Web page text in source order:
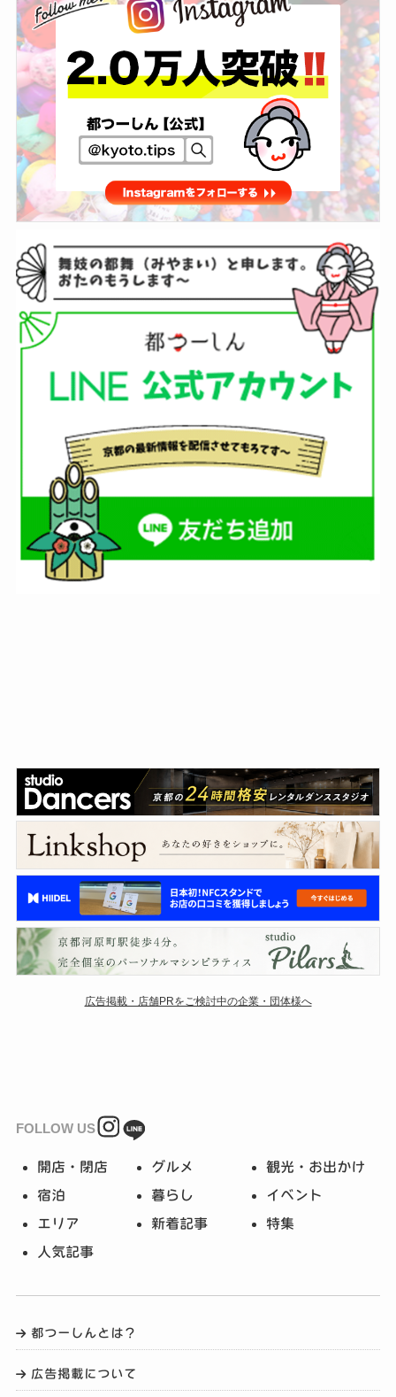
広告掲載・店舗PRをご検討中の企業・団体様へ
FOLLOW US
開店・閉店 グルメ 観光・お出かけ
宿泊 暮らし イベント
エリア 新着記事 特集
人気記事
都つーしんとは？
広告掲載について